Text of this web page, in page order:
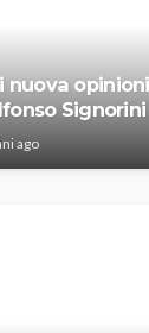
nuova
Signorini
ago